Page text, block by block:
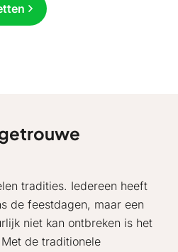
tradities. Iedereen heeft
de feestdagen, maar een
niet kan ontbreken is het
de traditionele